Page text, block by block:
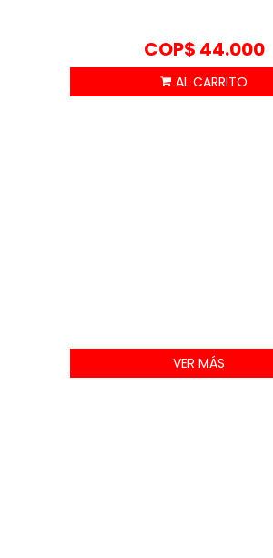
COP$ 44.000
VER MÁS